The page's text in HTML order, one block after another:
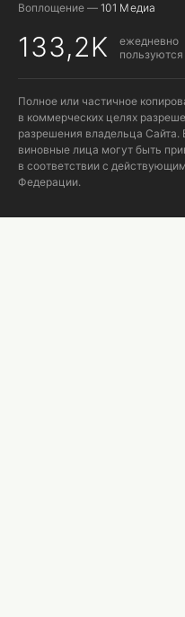
Воплощение — 101 Медиа
133,2K
ежедневно
Полное или частичное
в коммерческих целях
разрешения владельца
виновные лица могут быть
в соответствии с
Федерации.